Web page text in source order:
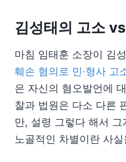
김성태의 고소
마침 임태훈 소장이 김
훼손 혐의로 민·형사 고
은 자신의 혐오발언에
찰과 법원은 다소 다른
만, 설령 그렇다 해서
노골적인 차별이란 사